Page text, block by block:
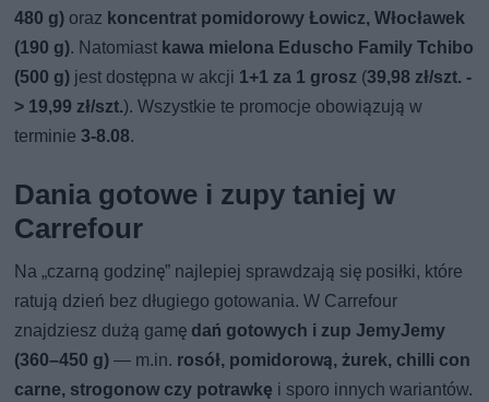
480 g) oraz koncentrat pomidorowy Łowicz, Włocławek
(190 g). Natomiast kawa mielona Eduscho Family Tchibo
(500 g) jest dostępna w akcji 1+1 za 1 grosz (39,98 zł/szt. -
> 19,99 zł/szt.). Wszystkie te promocje obowiązują w
terminie3-8.08.
Dania gotowe i zupy taniej w
Carrefour
Na „czarną godzinę” najlepiej sprawdzają się posiłki, które
ratują dzień bez długiego gotowania. W Carrefour
znajdziesz dużą gamę dań gotowych i zup JemyJemy
(360–450 g) — m.in. rosół, pomidorową, żurek, chilli con
carne, strogonow czy potrawkę i sporo innych wariantów.